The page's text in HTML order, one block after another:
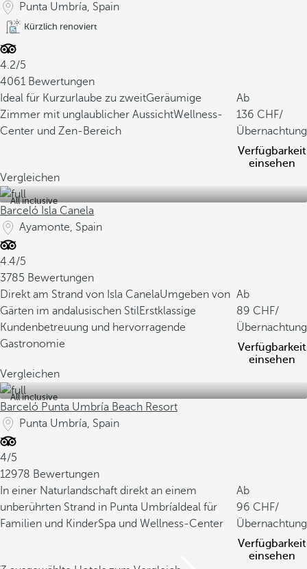
Punta Umbría, Spain
Kürzlich renoviert
4.2/5
4061 Bewertungen
Ideal für Kurzurlaube zu zweitGeräumige
Zimmer mit unglaublicher AussichtWellness-
Center und Zen-Bereich
Ab
136
/
Übernachtung
Verfügbarkeit
einsehen
Vergleichen
All inclusive
Barceló Isla Canela
Ayamonte, Spain
4.4/5
3785 Bewertungen
Direkt am Strand von Isla CanelaUmgeben von
Gärten im andalusischen StilErstklassige
Kundenbetreuung und hervorragende
Gastronomie
Ab
89
/
Übernachtung
Verfügbarkeit
einsehen
Vergleichen
All inclusive
Barceló Punta Umbría Beach Resort
Punta Umbría, Spain
4/5
12978 Bewertungen
In einer Naturlandschaft direkt an einem
unberührten Strand in Punta Umbría Ideal für
Familien und KinderSpa und Wellness-Center
Ab
96
/
Übernachtung
Verfügbarkeit
einsehen